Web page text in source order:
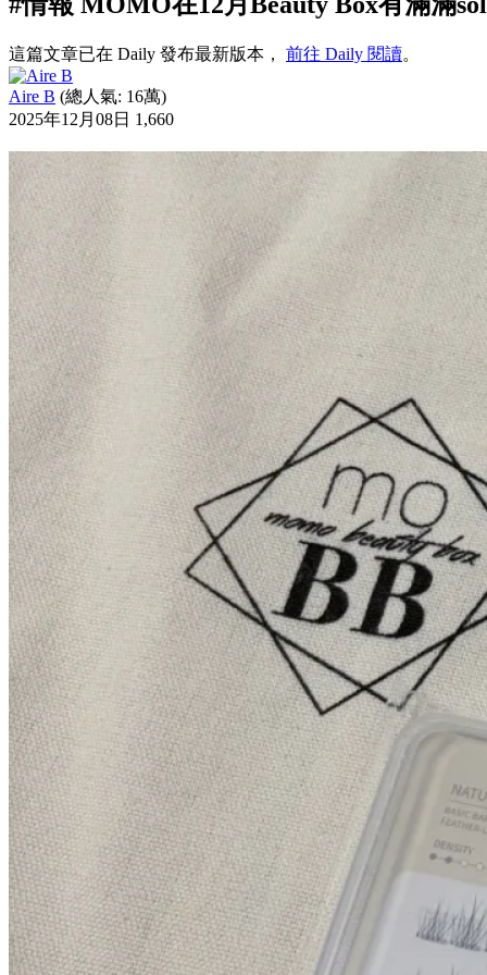
這篇文章已在 Daily 發布最新版本， 前往 Daily 閱讀。
Aire B (總人氣: 16萬)
2025年12月08日 1,660